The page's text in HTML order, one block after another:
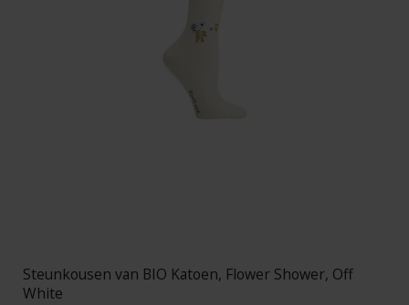
Steunkousen van BIO Katoen, Flower Shower, Off
White